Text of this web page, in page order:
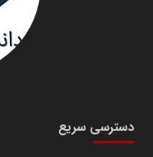
دانشگاه سئوی ایران
مریم حاج نوروز نظری
دسترسی سریع